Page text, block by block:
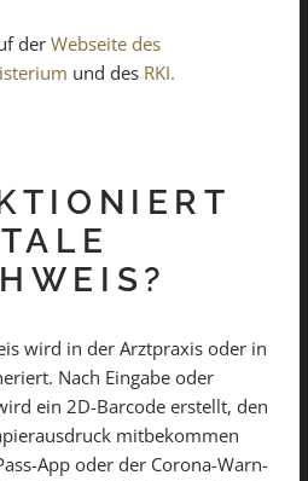
der Webseite des
und des RKI.
wird in der Arztpraxis oder in
Nach Eingabe oder
ein 2D-Barcode erstellt, den
mitbekommen
App oder der Corona-Warn-